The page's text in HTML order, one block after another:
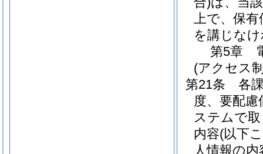
上で、保
を講じな
第5章
(アクセス
第21条
各
度、要配
ステムで
内容(以下
人情報の